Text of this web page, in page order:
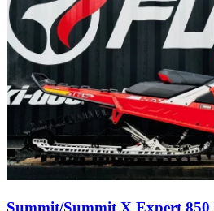
Summit/Summit X Expert 850